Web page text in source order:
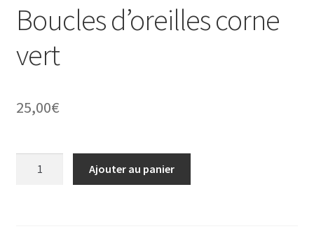
Boucles d’oreilles corne
vert
25,00€
Ajouter au panier